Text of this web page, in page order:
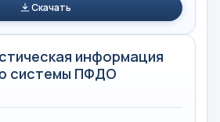
Скачать
информация
системы ПФДО